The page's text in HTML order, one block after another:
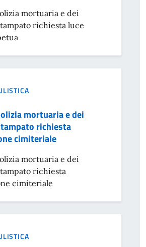
mortuaria e dei
richiesta luce
mortuaria e dei
richiesta
cimiteriale
mortuaria e dei
richiesta
cimiteriale